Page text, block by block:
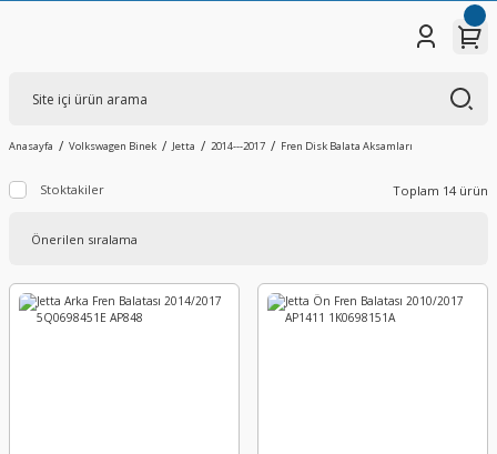
Anasayfa Volkswagen Binek Jetta 2014---2017 Fren Disk Balata Aksamları
Stoktakiler Toplam 14 ürün